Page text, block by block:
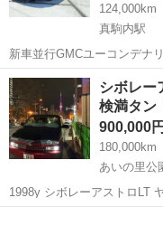
124,000km
真駒内駅
新車並行GMCユーコンデナ
付き ホイール 128000キロ ホイール LC OFF-ROAD 20インチ タイヤ
北海道 札幌市 真駒内
シボレー
検満タン
900,000円
180,000km
あいの里公
1998y シボレーアストロLT
ンバー貨物登録 リアゲート
チアルミタイヤ新品 車検満